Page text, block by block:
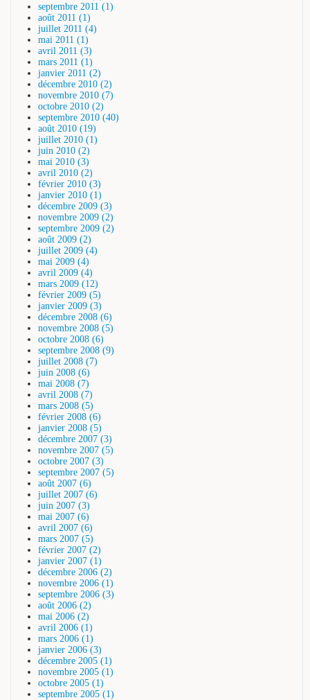
septembre 2011 (1)
août 2011 (1)
juillet 2011 (4)
mai 2011 (1)
avril 2011 (3)
mars 2011 (1)
janvier 2011 (2)
décembre 2010 (2)
novembre 2010 (7)
octobre 2010 (2)
septembre 2010 (40)
août 2010 (19)
juillet 2010 (1)
juin 2010 (2)
mai 2010 (3)
avril 2010 (2)
février 2010 (3)
janvier 2010 (1)
décembre 2009 (3)
novembre 2009 (2)
septembre 2009 (2)
août 2009 (2)
juillet 2009 (4)
mai 2009 (4)
avril 2009 (4)
mars 2009 (12)
février 2009 (5)
janvier 2009 (3)
décembre 2008 (6)
novembre 2008 (5)
octobre 2008 (6)
septembre 2008 (9)
juillet 2008 (7)
juin 2008 (6)
mai 2008 (7)
avril 2008 (7)
mars 2008 (5)
février 2008 (6)
janvier 2008 (5)
décembre 2007 (3)
novembre 2007 (5)
octobre 2007 (3)
septembre 2007 (5)
août 2007 (6)
juillet 2007 (6)
juin 2007 (3)
mai 2007 (6)
avril 2007 (6)
mars 2007 (5)
février 2007 (2)
janvier 2007 (1)
décembre 2006 (2)
novembre 2006 (1)
septembre 2006 (3)
août 2006 (2)
mai 2006 (2)
avril 2006 (1)
mars 2006 (1)
janvier 2006 (3)
décembre 2005 (1)
novembre 2005 (1)
octobre 2005 (1)
septembre 2005 (1)